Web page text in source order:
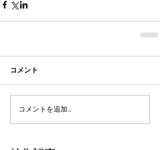
コメント
コメントを追加…